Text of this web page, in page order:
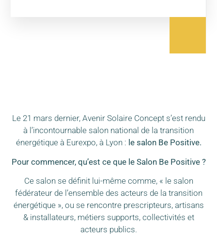
Le 21 mars dernier, Avenir Solaire Concept s’est rendu
à l’incontournable salon national de la transition
énergétique à Eurexpo, à Lyon : le salon Be Positive.
Pour commencer, qu’est ce que le Salon Be Positive ?
Ce salon se définit lui-même comme, « le salon
fédérateur de l’ensemble des acteurs de la transition
énergétique », ou se rencontre prescripteurs, artisans
& installateurs, métiers supports, collectivités et
acteurs publics.